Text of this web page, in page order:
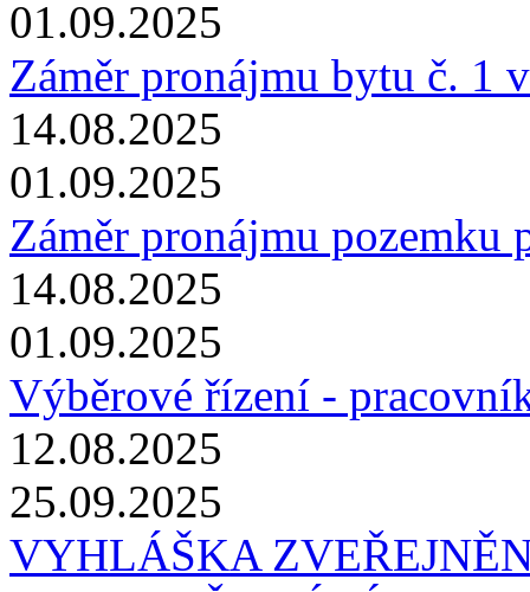
01.09.2025
Záměr pronájmu bytu č. 1
14.08.2025
01.09.2025
Záměr pronájmu pozemku
14.08.2025
01.09.2025
Výběrové řízení -
12.08.2025
25.09.2025
VYHLÁŠKA